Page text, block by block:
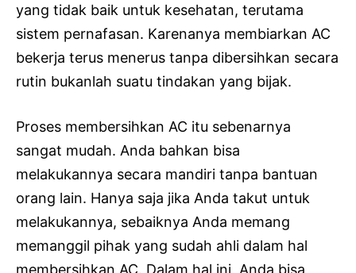
yang tidak baik untuk kesehatan, terutama
sistem pernafasan. Karenanya membiarkan AC
bekerja terus menerus tanpa dibersihkan secara
rutin bukanlah suatu tindakan yang bijak.
Proses membersihkan AC itu sebenarnya
sangat mudah. Anda bahkan bisa
melakukannya secara mandiri tanpa bantuan
orang lain. Hanya saja jika Anda takut untuk
melakukannya, sebaiknya Anda memang
memanggil pihak yang sudah ahli dalam hal
membersihkan AC. Dalam hal ini, Anda bisa